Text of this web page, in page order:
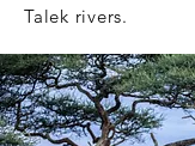
Talek rivers.